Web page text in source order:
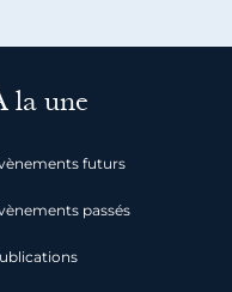
la une
futurs
passés